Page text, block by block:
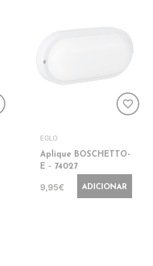
favorite_border
EGLO
Aplique BOSCHETTO-
E - 74027
9,95€ ADICIONAR